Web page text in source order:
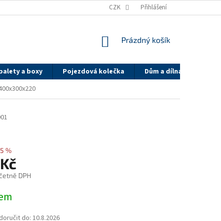
SYSTÉM SLEV PK GROUP.CZ
CZK Přihlášení
NÁKUPNÍ
Prázdný košík
a boxy Pojezdová kolečka Dům a dílna
%
DPH
do: 10.8.2026